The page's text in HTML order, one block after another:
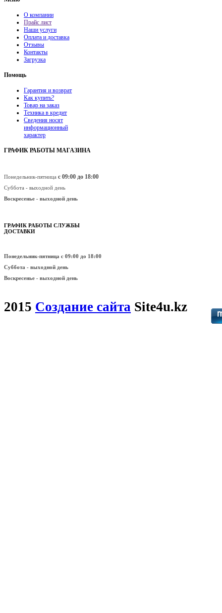
О компании
Прайс лист
Наши услуги
Оплата и доставка
Отзывы
Контакты
Загрузка
Помощь
Гарантия и возврат
Как купить?
Товар на заказ
Техника в кредит
Сведения носят
информационный
характер
ГРАФИК РАБОТЫ МАГАЗИНА
Понедельник-пятница с 09:00 до 18:00
Суббота - выходной день
Воскресенье - выходной день
ГРАФИК РАБОТЫ СЛУЖБЫ
ДОСТАВКИ
Понедельник-пятница с 09:00 до 18:00
Суббота - выходной день
Воскресенье - выходной день
2015 Создание сайта Site4u.kz